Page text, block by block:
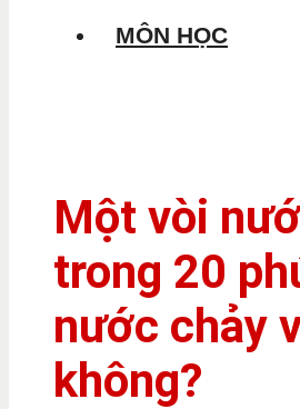
MÔN HỌC
Một vòi
trong 20
nước chảy
không?